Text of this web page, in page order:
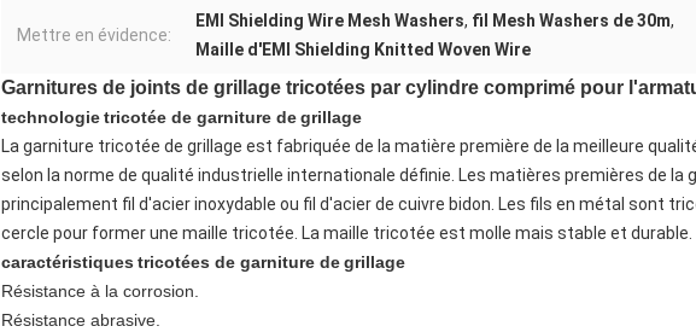
Mettre en évidence:
EMI Shielding Wire Mesh Washers, fil Mesh Washers de 30m,
Maille d'EMI Shielding Knitted Woven Wire
Garnitures de joints de grillage tricotées par cylindre comprimé pour
technologietricotée de garniture degrillage
La garniture tricotée de grillage est fabriquée de la matière première de la meilleure
selon la norme de qualité industrielle internationale définie. Les matières premières de la
principalement fil d'acier inoxydable ou fil d'acier de cuivre bidon. Les fils en métal sont
cercle pour former une maille tricotée. La maille tricotée est molle mais stable et durable.
caractéristiques tricotées de garniture degrillage
Résistance à la corrosion.
Résistance abrasive.